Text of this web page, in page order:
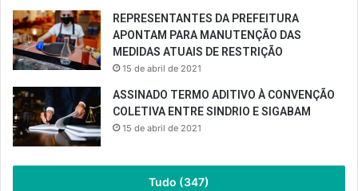
REPRESENTANTES DA PREFEITURA
APONTAM PARA MANUTENÇÃO DAS
MEDIDAS ATUAIS DE RESTRIÇÃO
15 de abril de 2021
ASSINADO TERMO ADITIVO À CONVENÇÃO
COLETIVA ENTRE SINDRIO E SIGABAM
15 de abril de 2021
Tudo (347)